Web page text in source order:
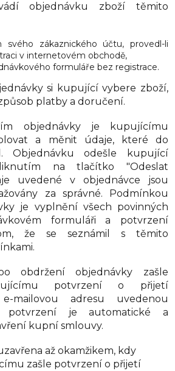
objednávku zboží těmito
svého zákaznického účtu, provedl-li
v internetovém obchodě,
formuláře bez registrace.
si kupující vybere zboží,
platby a doručení.
objednávky je kupujícímu
a měnit údaje, které do
Objednávku odešle kupující
na tlačítko "Odeslat
uvedené v objednávce jsou
za správné. Podmínkou
je vyplnění všech povinných
formuláři a potvrzení
že se seznámil s těmito
obdržení objednávky zašle
potvrzení o přijetí
mailovou adresu uvedenou
potvrzení je automatické a
kupní smlouvy.
až okamžikem, kdy
zašle potvrzení o přijetí